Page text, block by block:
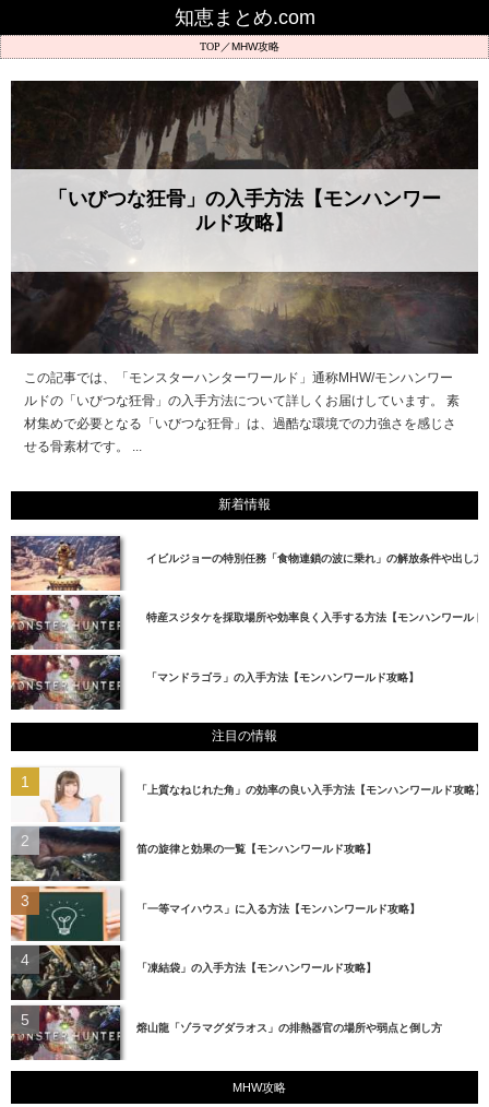
知恵まとめ.com
MHW攻略
「いびつな狂骨」の入手方法【モンハンワー
ルド攻略】
この記事では、「モンスターハンターワールド」通称MHW/モンハンワー
ルドの「いびつな狂骨」の入手方法について詳しくお届けしています。 素
材集めで必要となる「いびつな狂骨」は、過酷な環境での力強さを感じさ
せる骨素材です。 ...
新着情報
イビルジョーの特別任務「食物連鎖の波に乗れ」の解放条件や出し
特産スジタケを採取場所や効率良く入手する方法【モンハンワールド
「マンドラゴラ」の入手方法【モンハンワールド攻略】
注目の情報
「上質なねじれた角」の効率の良い入手方法【モンハンワールド攻略】
笛の旋律と効果の一覧【モンハンワールド攻略】
「一等マイハウス」に入る方法【モンハンワールド攻略】
「凍結袋」の入手方法【モンハンワールド攻略】
熔山龍「ゾラマグダラオス」の排熱器官の場所や弱点と倒し方
MHW攻略